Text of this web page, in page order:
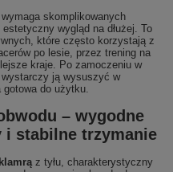
wymaga skomplikowanych
wygląd na dłużej. To
które często korzystają z
po lesie, przez trening na
kraje. Po zamoczeniu w
ją wysuszyć w
gotowa do użytku.
– wygodne
i stabilne trzymanie
z tyłu, charakterystyczny